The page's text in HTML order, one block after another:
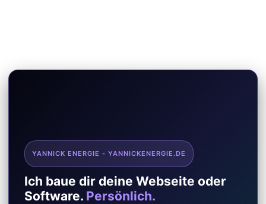
YANNICK ENERGIE - YANNICKENERGIE.DE
Ich baue dir deine Webseite oder
Software. Persönlich.